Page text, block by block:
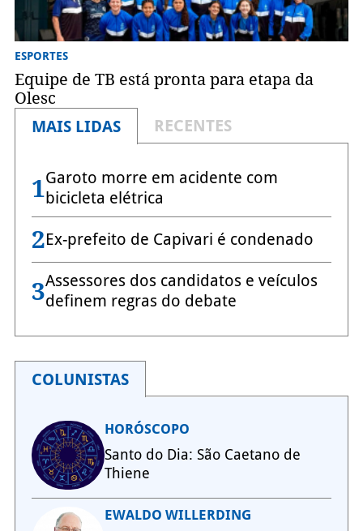
ESPORTES
Equipe de TB está pronta para etapa da
Olesc
MAIS LIDAS
RECENTES
1Garoto morre em acidente com
bicicleta elétrica
2Ex-prefeito de Capivari é condenado
3Assessores dos candidatos e veículos
definem regras do debate
COLUNISTAS
HORÓSCOPO
Santo do Dia: São Caetano de
Thiene
EWALDO WILLERDING